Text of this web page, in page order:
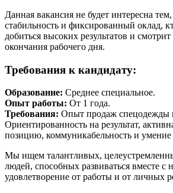
Данная вакансия не будет интересна
стабильность и фиксированный оклад,
добиться высоких результатов и
окончания рабочего дня.
Требования к кандидату:
Образование: Среднее специальное.
Опыт работы: От 1 года.
Требования: Опыт продаж спецодежды
Ориентированность на результат,
позицию, коммуникабельность и умение
Мы ищем талантливых,
людей, способных развиваться вместе с
удовлетворение от работы и от личных